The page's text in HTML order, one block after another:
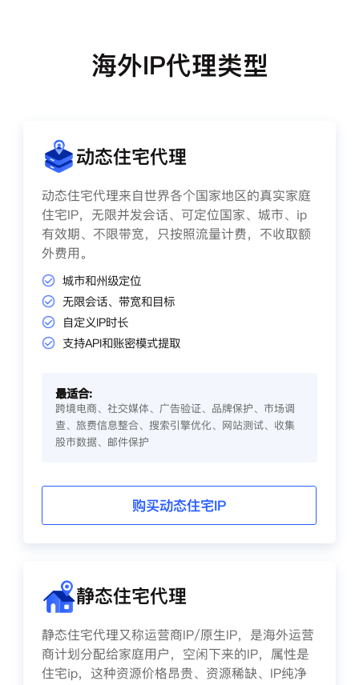
海外IP代理类型
动态住宅代理
动态住宅代理来自世界各个国家地区的真实家庭
住宅IP，无限并发会话、可定位国家、城市、ip
有效期、不限带宽，只按照流量计费，不收取额
外费用。
城市和州级定位
无限会话、带宽和目标
自定义IP时长
支持API和账密模式提取
最适合:
跨境电商、社交媒体、广告验证、品牌保护、市场调
查、旅费信息整合、搜索引擎优化、网站测试、收集
股市数据、邮件保护
购买动态住宅IP
静态住宅代理
静态住宅代理又称运营商IP/原生IP，是海外运营
商计划分配给家庭用户，空闲下来的IP，属性是
住宅ip，这种资源价格昂贵、资源稀缺、IP纯净